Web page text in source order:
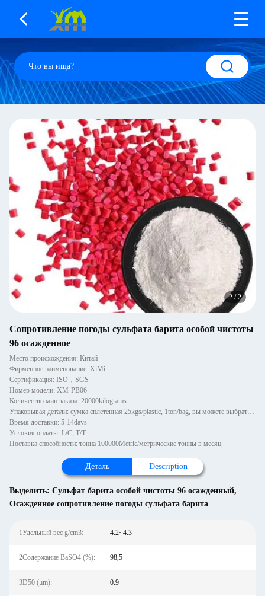
2 /2
Сопротивление погоды сульфата барита особой чистоты
96 осажденное
Место происхождения: Китай
Фирменное наименование: XiMi
Сертификация: ISO，SGS
Номер модели: XM-PB06
Количество мин заказа: 20000kilograms
Упаковывая детали: сумка сплетенная 25kgs/plastic, 1ton/bag, вы можете выбрать с паллетом или деревянными паллетами, 1~
Время доставки: 5-14days
Условия оплаты: L/C, T/T
Поставка способности: тонна 100000Metric/метрические тонны в месяц
Деталь Description
Выделить: Сульфат барита особой чистоты 96 осажденный,
Осажденное сопротивление погоды сульфата барита
1Удельный вес g/cm3: 4.2~4.3
2Содержание BaSO4 (%): 98,5
3D50 (μm): 0.9